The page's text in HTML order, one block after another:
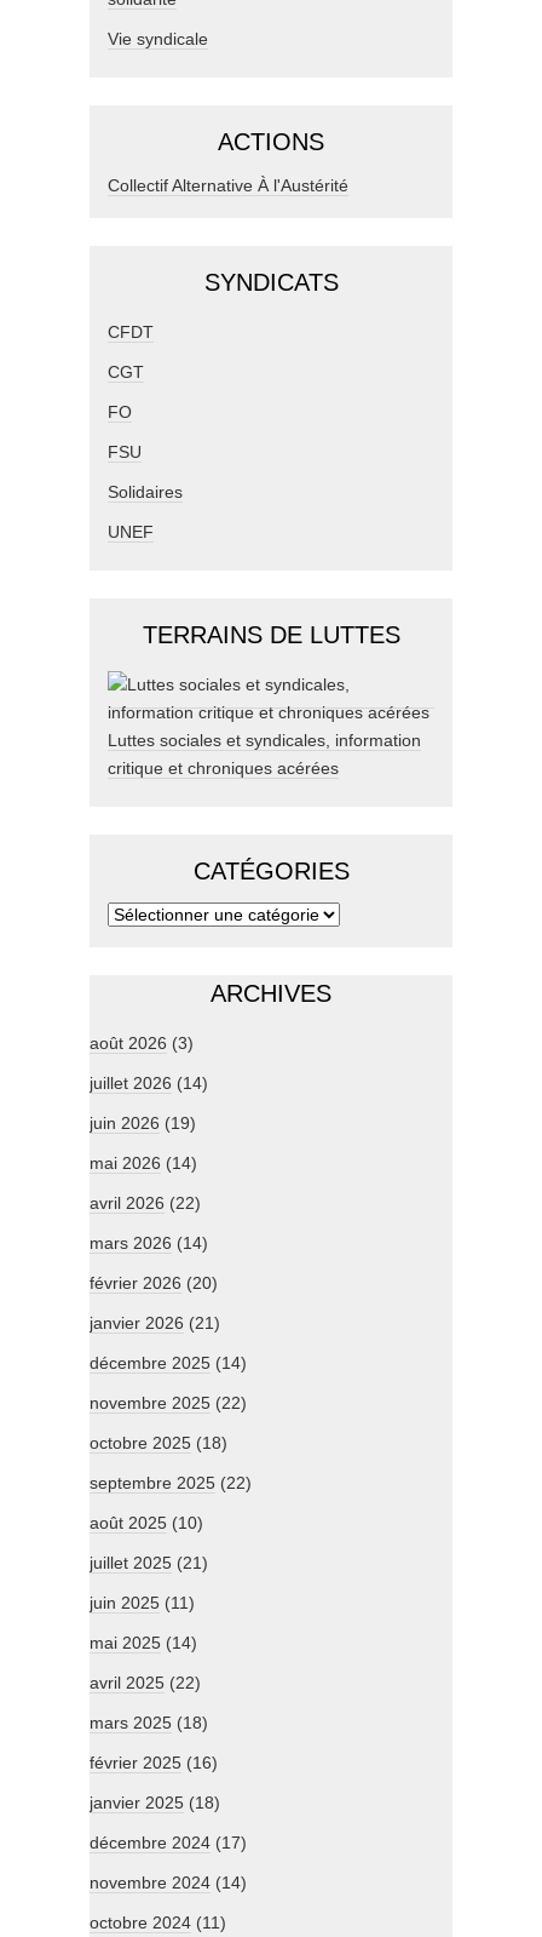
Vie syndicale
ACTIONS
Collectif Alternative À l'Austérité
SYNDICATS
CFDT
CGT
FO
FSU
Solidaires
UNEF
TERRAINS DE LUTTES
Luttes sociales et syndicales, information
critique et chroniques acérées
CATÉGORIES
ARCHIVES
août 2026 (3)
juillet 2026 (14)
juin 2026 (19)
mai 2026 (14)
avril 2026 (22)
mars 2026 (14)
février 2026 (20)
janvier 2026 (21)
décembre 2025 (14)
novembre 2025 (22)
octobre 2025 (18)
septembre 2025 (22)
août 2025 (10)
juillet 2025 (21)
juin 2025 (11)
mai 2025 (14)
avril 2025 (22)
mars 2025 (18)
février 2025 (16)
janvier 2025 (18)
décembre 2024 (17)
novembre 2024 (14)
octobre 2024 (11)